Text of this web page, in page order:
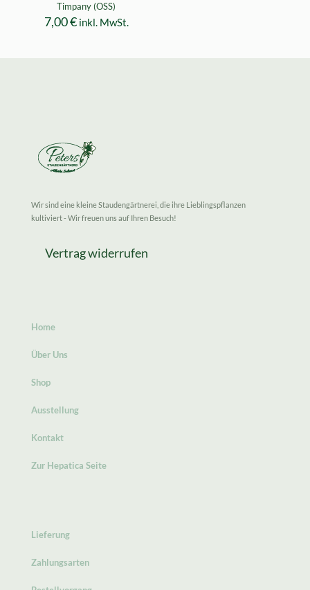
Timpany (OSS)
7,00€ inkl. MwSt.
Wir sind eine kleine Staudengärtnerei, die ihre Lieblingspflanzen
kultiviert - Wir freuen uns auf Ihren Besuch!
Vertrag widerrufen
Home
Über Uns
Shop
Ausstellung
Kontakt
Zur Hepatica Seite
Lieferung
Zahlungsarten